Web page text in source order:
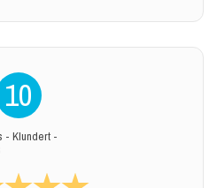
10
- Klundert -